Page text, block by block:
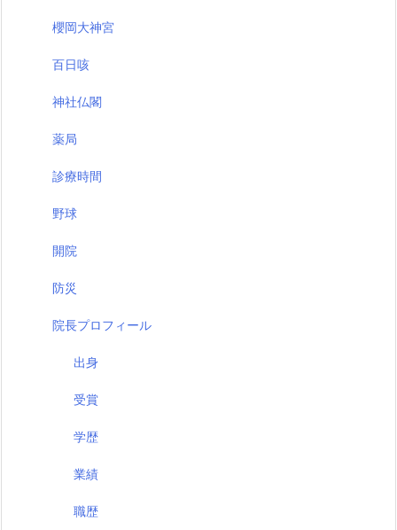
櫻岡大神宮
百日咳
神社仏閣
薬局
診療時間
野球
開院
防災
院長プロフィール
出身
受賞
学歴
業績
職歴